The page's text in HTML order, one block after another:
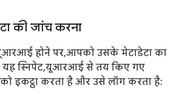
की जांच करना
होने पर, आपको उसके मेटाडेटा का
यह स्निपेट, यूआरआई से तय किए गए
इकट्ठा करता है और उसे लॉग करता है: